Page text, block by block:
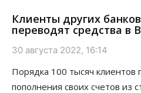
Клиенты других
переводят средства в
30 августа 2022, 16:14
Порядка 100 тысяч клиентов
пополнения своих счетов из